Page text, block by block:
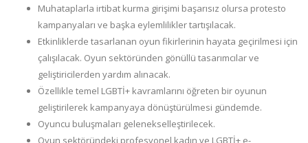
Muhataplarla irtibat kurma girişimi başarısız olursa protesto
kampanyaları ve başka eylemlilikler tartışılacak.
Etkinliklerde tasarlanan oyun fikirlerinin hayata geçirilmesi için
çalışılacak. Oyun sektöründen gönüllü tasarımcılar ve
geliştiricilerden yardım alınacak.
Özellikle temel LGBTİ+ kavramlarını öğreten bir oyunun
geliştirilerek kampanyaya dönüştürülmesi gündemde.
Oyuncu buluşmaları gelenekselleştirilecek.
Oyun sektöründeki profesyonel kadın ve LGBTİ+ e-